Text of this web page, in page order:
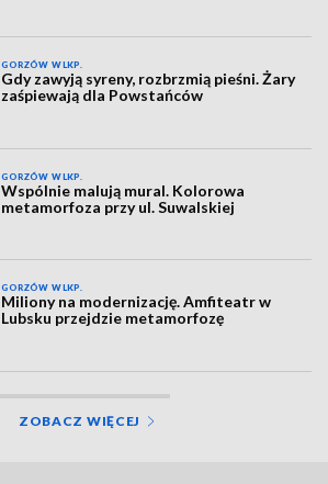
GORZÓW WLKP.
Gdy zawyją syreny, rozbrzmią pieśni. Żary
zaśpiewają dla Powstańców
GORZÓW WLKP.
Wspólnie malują mural. Kolorowa
metamorfoza przy ul. Suwalskiej
GORZÓW WLKP.
Miliony na modernizację. Amfiteatr w
Lubsku przejdzie metamorfozę
ZOBACZ WIĘCEJ